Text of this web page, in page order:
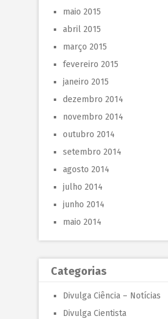
maio 2015
abril 2015
março 2015
fevereiro 2015
janeiro 2015
dezembro 2014
novembro 2014
outubro 2014
setembro 2014
agosto 2014
julho 2014
junho 2014
maio 2014
Categorias
Divulga Ciência – Notícias
Divulga Cientista